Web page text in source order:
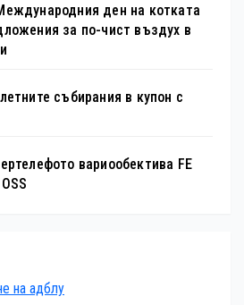
ден на котката
за по-чист въздух в
събирания в купон с
вариообектива FE
на адблу